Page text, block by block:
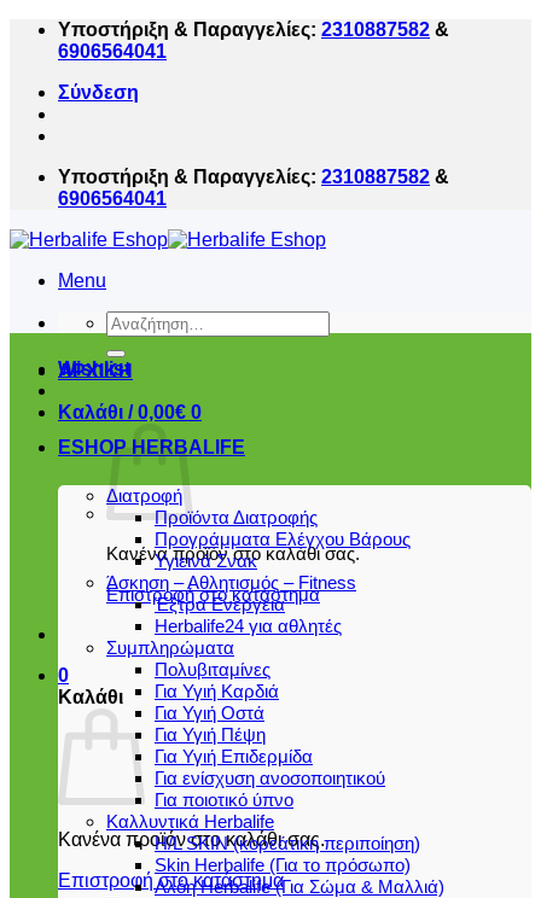
ΜετάβασηΥποστήριξη & Παραγγελίες: 2310887582 &
6906564041
Σύνδεση
Υποστήριξη & Παραγγελίες: 2310887582 &
6906564041
Menu
Αναζήτηση
για:
Wishlist
Καλάθι /0,00€ 0
Κανένα προϊόν στο καλάθι σας.
Επιστροφή στο κατάστημα
0
Καλάθι
Κανένα προϊόν στο καλάθι σας.
Επιστροφή στο κατάστημα
ΑΡΧΙΚΗ
ESHOP HERBALIFE
Διατροφή
Προϊόντα Διατροφής
Προγράμματα Ελέγχου Βάρους
Υγιεινά Σνακ
Άσκηση – Αθλητισμός – Fitness
Έξτρα Ενέργεια
Herbalife24 για αθλητές
Συμπληρώματα
Πολυβιταμίνες
Για Υγιή Καρδιά
Για Υγιή Οστά
Για Υγιή Πέψη
Για Υγιή Επιδερμίδα
Για ενίσχυση ανοσοποιητικού
Για ποιοτικό ύπνο
Καλλυντικά Herbalife
H/L SKIN (κορεάτικη περιποίηση)
Skin Herbalife (Για το πρόσωπο)
Αλόη Ηerbalife (Για Σώμα & Μαλλιά)